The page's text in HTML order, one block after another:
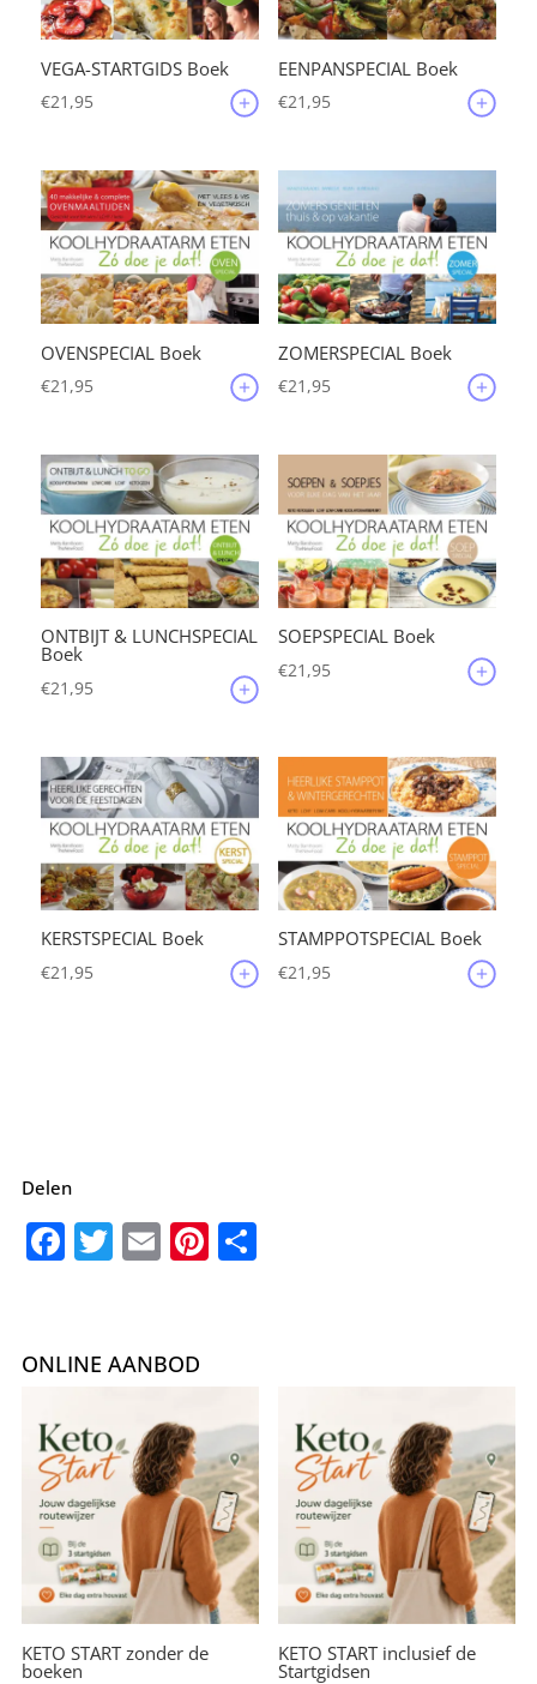
VEGA-STARTGIDS Boek
€21,95
EENPANSPECIAL Boek
€21,95
OVENSPECIAL Boek
€21,95
ZOMERSPECIAL Boek
€21,95
ONTBIJT & LUNCHSPECIAL
Boek
€21,95
SOEPSPECIAL Boek
€21,95
KERSTSPECIAL Boek
€21,95
STAMPPOTSPECIAL Boek
€21,95
Delen
F
e
o
o
k
T
te
E
l
Pi
st
D
ONLINE AANBOD
KETO START zonder de
boeken
KETO START inclusief de
Startgidsen